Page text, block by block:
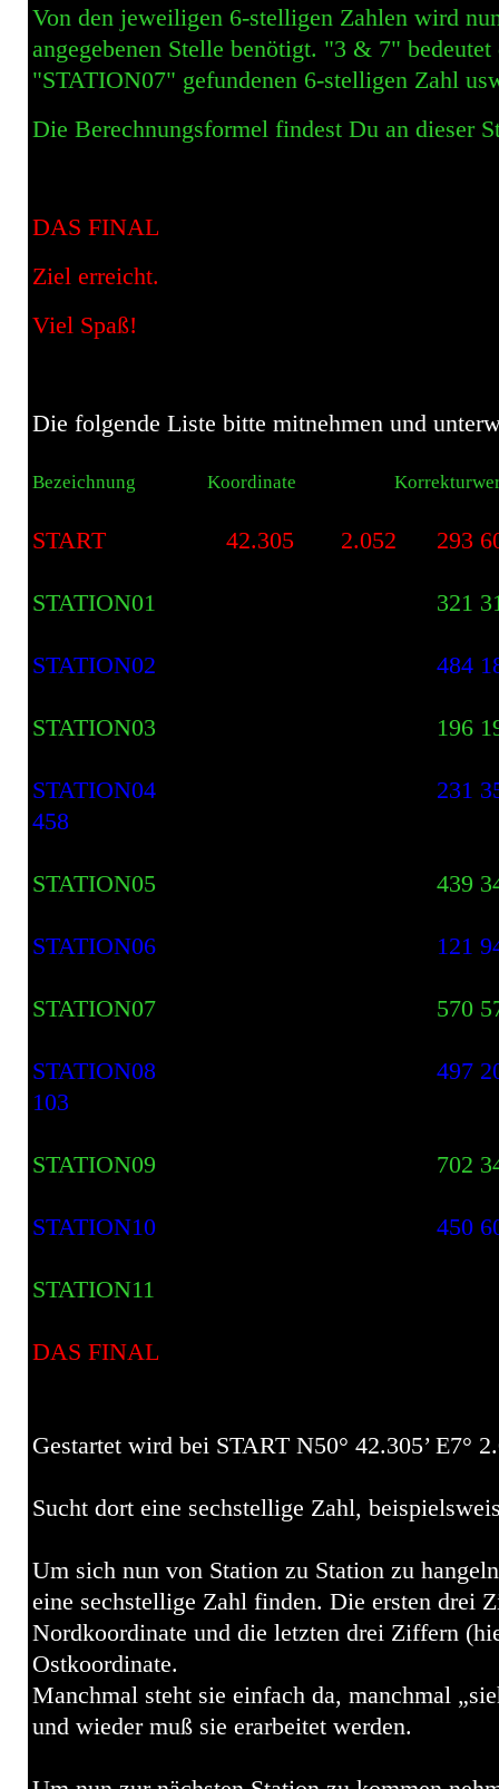
Von den jeweiligen 6-stelligen Zahlen wird
angegebenen Stelle benötigt. "3 & 7"
"STATION07" gefundenen 6-stelligen Zahl
Die Berechnungsformel findest Du an dieser
DAS FINAL
Ziel erreicht.
Viel Spaß!
Die folgende Liste bitte mitnehmen und
Bezeichnung Koordinate
START 42.305 2.052 293
STATION01 321
STATION02 484
STATION03
STATION04 231
458
STATION05
STATION06 121
STATION07
STATION08 497
103
STATION09
STATION10 450
STATION11
DAS FINAL
Gestartet wird bei START N50° 42.305’ E7°
Sucht dort eine sechstellige Zahl,
Um sich nun von Station zu Station zu
eine sechstellige Zahl finden. Die ersten drei
Nordkoordinate und die letzten drei Ziffern
Ostkoordinate.
Manchmal steht sie einfach da, manchmal
und wieder muß sie erarbeitet werden.